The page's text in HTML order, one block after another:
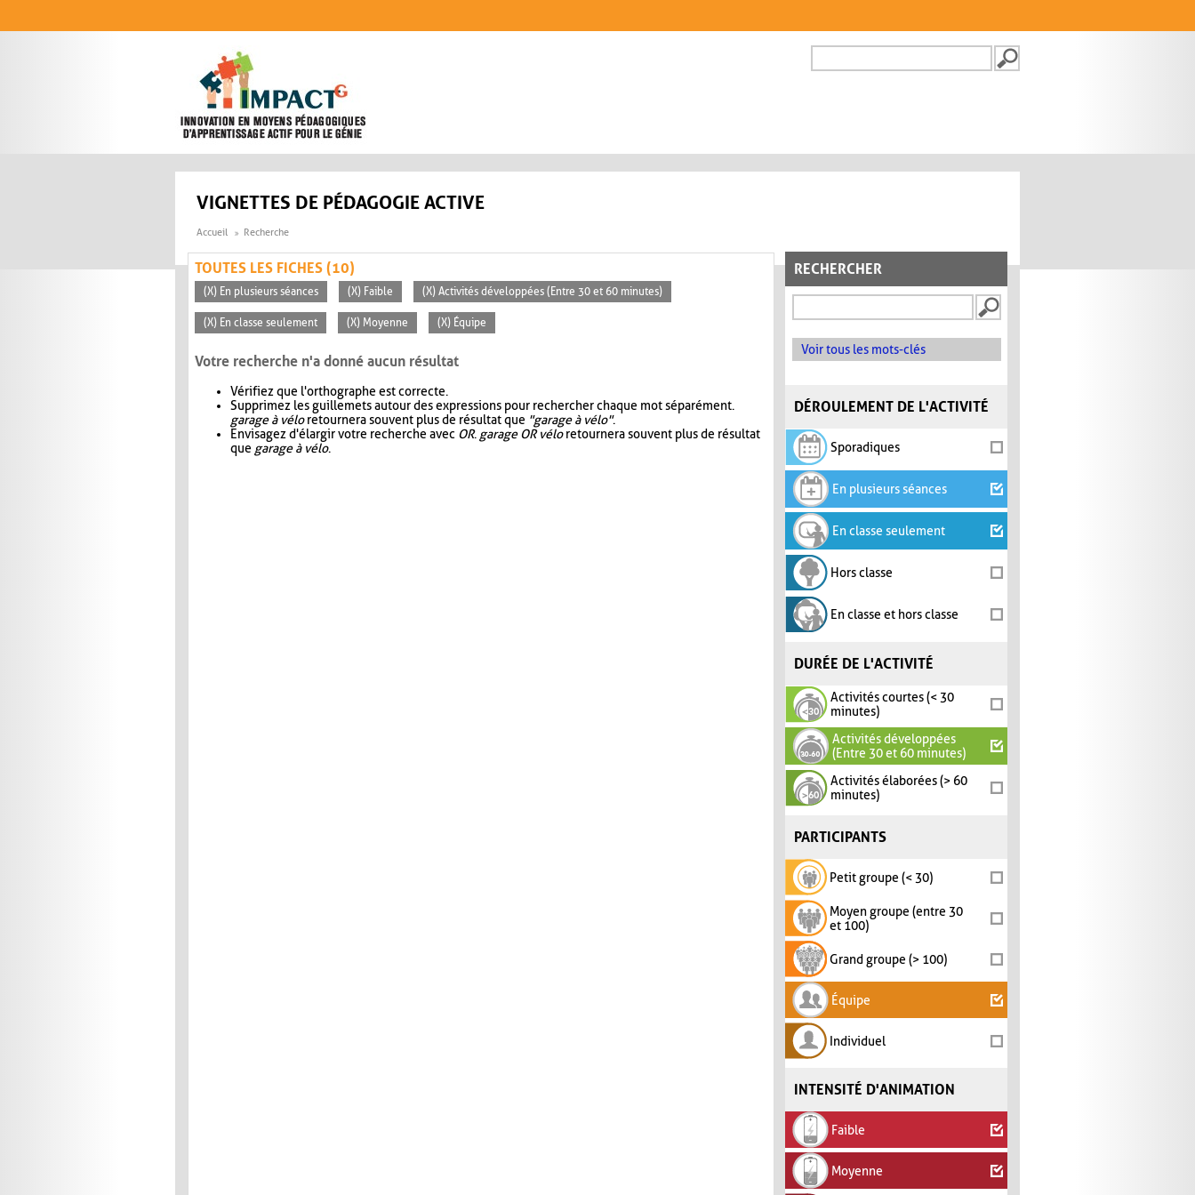
FORMULAIRE DE
VIGNETTES DE PÉDAGOGIE ACTIVE
Accueil Recherche
RECHERCHER
Voir tous les mots-clés
DÉROULEMENT DE L'ACTIVITÉ
Sporadiques
En plusieurs séances
En classe seulement
Hors classe
En classe et hors classe
DURÉE DE L'ACTIVITÉ
Activités courtes (< 30
minutes)
Activités développées
(Entre 30 et 60 minutes)
Activités élaborées (> 60
minutes)
PARTICIPANTS
Petit groupe (< 30)
Moyen groupe (entre 30
et 100)
Grand groupe (> 100)
Équipe
Individuel
INTENSITÉ D'ANIMATION
Faible
Moyenne
TOUTES LES FICHES (10)
(X) En plusieurs séances (X) Faible (X) Activités développées (Entre 30 et 60 minutes)
(X) En classe seulement (X) Moyenne (X) Équipe
Votre recherche n'a donné aucun résultat
Vérifiez que l'orthographe est correcte.
Supprimez les guillemets autour des expressions pour rechercher chaque mot séparément.
garage à véloretournera souvent plus de résultat que "garage à vélo".
Envisagez d'élargir votre recherche avec OR. garage OR véloretournera souvent plus de résultat
que garage à vélo.